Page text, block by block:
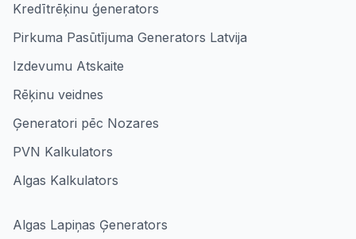
Kredītrēķinu ģenerators
Pirkuma Pasūtījuma Generators Latvija
Izdevumu Atskaite
Rēķinu veidnes
Ģeneratori pēc Nozares
PVN Kalkulators
Algas Kalkulators
Algas Lapiņas Ģenerators